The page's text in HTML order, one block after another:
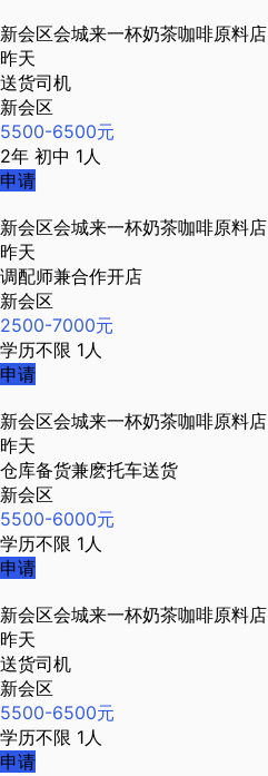
新会区会城来一杯奶茶咖啡原料店
昨天
送货司机
新会区
5500-6500元
2年 初中 1人
申请
新会区会城来一杯奶茶咖啡原料店
昨天
调配师兼合作开店
新会区
2500-7000元
学历不限 1人
申请
新会区会城来一杯奶茶咖啡原料店
昨天
仓库备货兼麽托车送货
新会区
5500-6000元
学历不限 1人
申请
新会区会城来一杯奶茶咖啡原料店
昨天
送货司机
新会区
5500-6500元
学历不限 1人
申请